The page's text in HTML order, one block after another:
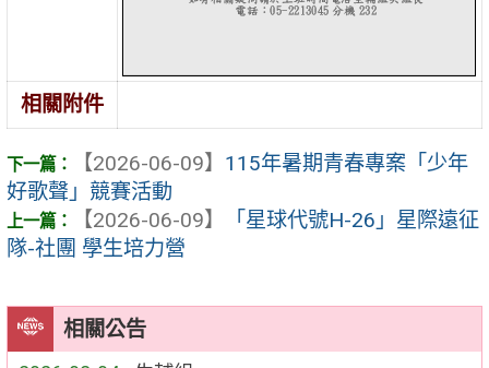
相關公告
相關附件
【2026-06-09】 115年暑期青春專案「少年
好歌聲」競賽活動
【2026-06-09】
「星球代號H-26」星際遠征
隊-社團 學生培力營